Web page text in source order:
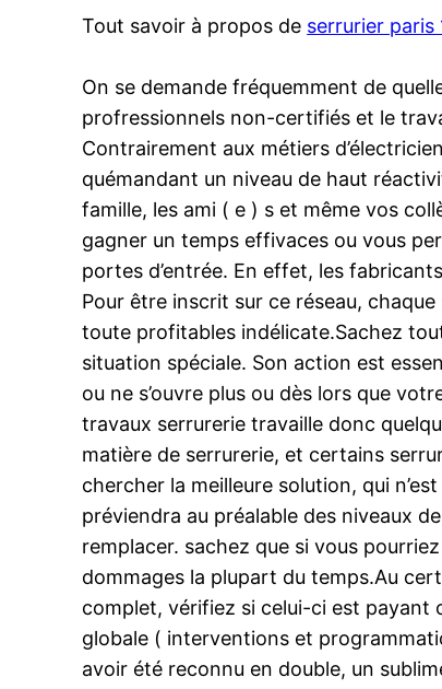
Tout savoir à propos de serrurier paris
On se demande fréquemment de
profressionnels non-certifiés et le
Contrairement aux métiers
quémandant un niveau de haut
famille, les ami ( e ) s et même vos
gagner un temps effivaces ou vous
portes d’entrée. En effet, les
Pour être inscrit sur ce réseau,
toute profitables indélicate.Sachez
situation spéciale. Son action est
ou ne s’ouvre plus ou dès lors que
travaux serrurerie travaille donc
matière de serrurerie, et certains
chercher la meilleure solution, qui
préviendra au préalable des niveaux
remplacer. sachez que si vous
dommages la plupart du temps.Au
complet, vérifiez si celui-ci est payant
globale ( interventions et
avoir été reconnu en double, un